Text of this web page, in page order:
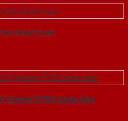
khach san
Veneer P1R2 Xoan dao